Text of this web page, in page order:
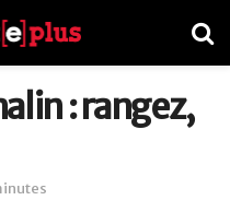
: rangez,